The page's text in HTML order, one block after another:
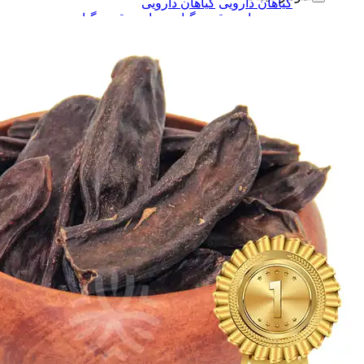
گیاهان دارویی گیاهان دارویی
چای و قهوه گیاهی
چای و قهوه گیاهی
دمنوش گیاهی
بسته بندی
بخور گیاهی
بخور گیاهی
همه دسته بندی های دمنوش و بخورهای گیاهی
دمنوش و بخورهای گیاهی دمنوش و بخورهای گیاهی
گلاب گلاب
عرقیات گیاهی عرقیات گیاهی
شربت های گیاهی شربت های گیاهی